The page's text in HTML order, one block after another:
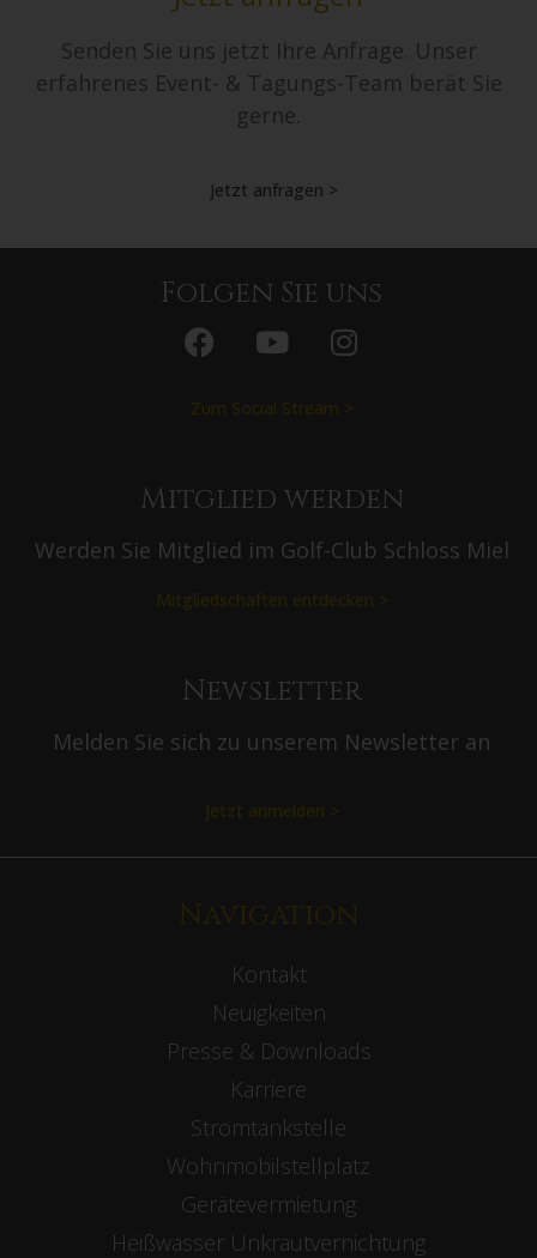
Senden Sie uns jetzt Ihre Anfrage. Unser
erfahrenes Event- & Tagungs-Team berät Sie
gerne.
Jetzt anfragen >
Folgen Sie uns
Zum Social Stream >
Mitglied werden
Werden Sie Mitglied im Golf-Club Schloss Miel
Mitgliedschaften entdecken >
Newsletter
Melden Sie sich zu unserem Newsletter an
Jetzt anmelden >
Navigation
Kontakt
Neuigkeiten
Presse & Downloads
Karriere
Stromtankstelle
Wohnmobilstellplatz
Gerätevermietung
Heißwasser Unkrautvernichtung